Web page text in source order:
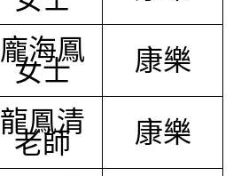
龐海鳳
女士 康樂
龍鳳清
老師 康樂